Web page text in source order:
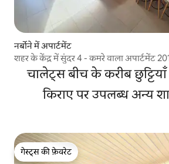
नर्बोने में अपार्टमेंट
शहर के केंद्र में सुंदर 4 - कमरे वाला अपार्टमेंट
चालेट्स बीच के करीब
किराए पर उपलब्ध अन्य
गेस्ट्स की फ़ेवरेट
गेस्ट्स की फ़ेवरेट